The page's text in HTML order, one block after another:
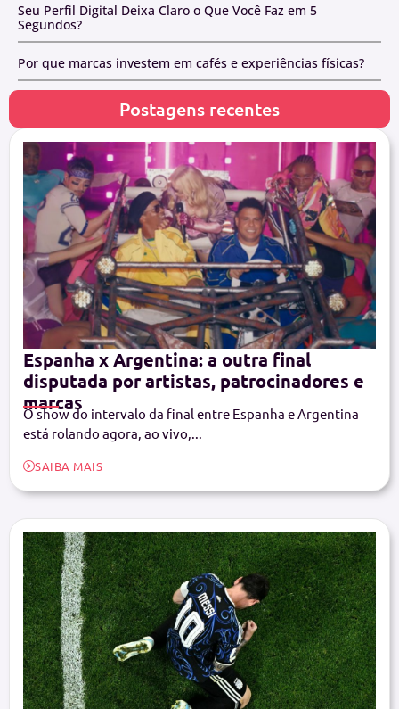
Seu Perfil Digital Deixa Claro o Que Você Faz em 5
Segundos?
Por que marcas investem em cafés e experiências físicas?
Postagens recentes
Espanha x Argentina: a outra final
disputada por artistas, patrocinadores e
marcas
O show do intervalo da final entre Espanha e Argentina
está rolando agora, ao vivo,...
SAIBA MAIS